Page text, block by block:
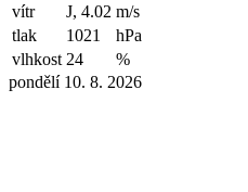
vítr
J, 4.02 m/s
tlak
1021
hPa
vlhkost 24
%
pondělí 10. 8. 2026